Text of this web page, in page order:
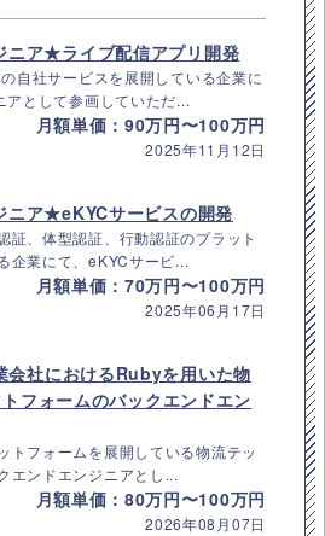
ニア★ライブ配信アプリ開発
自社サービスを展開している企業に
として参画していただ...
月額単価：90万円〜100万円
2025年11月12日
ニア★eKYCサービスの開発
証、体型認証、行動認証のプラット
企業にて、eKYCサービ...
月額単価：70万円〜100万円
2025年06月17日
会社におけるRubyを用いた物
フォームのバックエンドエン
トフォームを展開している物流テッ
エンドエンジニアとし...
月額単価：80万円〜100万円
2026年08月07日